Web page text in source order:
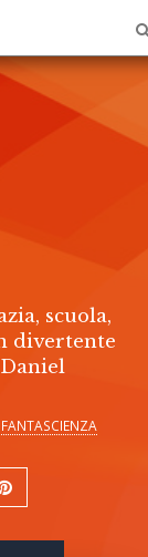
scuola,
divertente
FANTASCIENZA